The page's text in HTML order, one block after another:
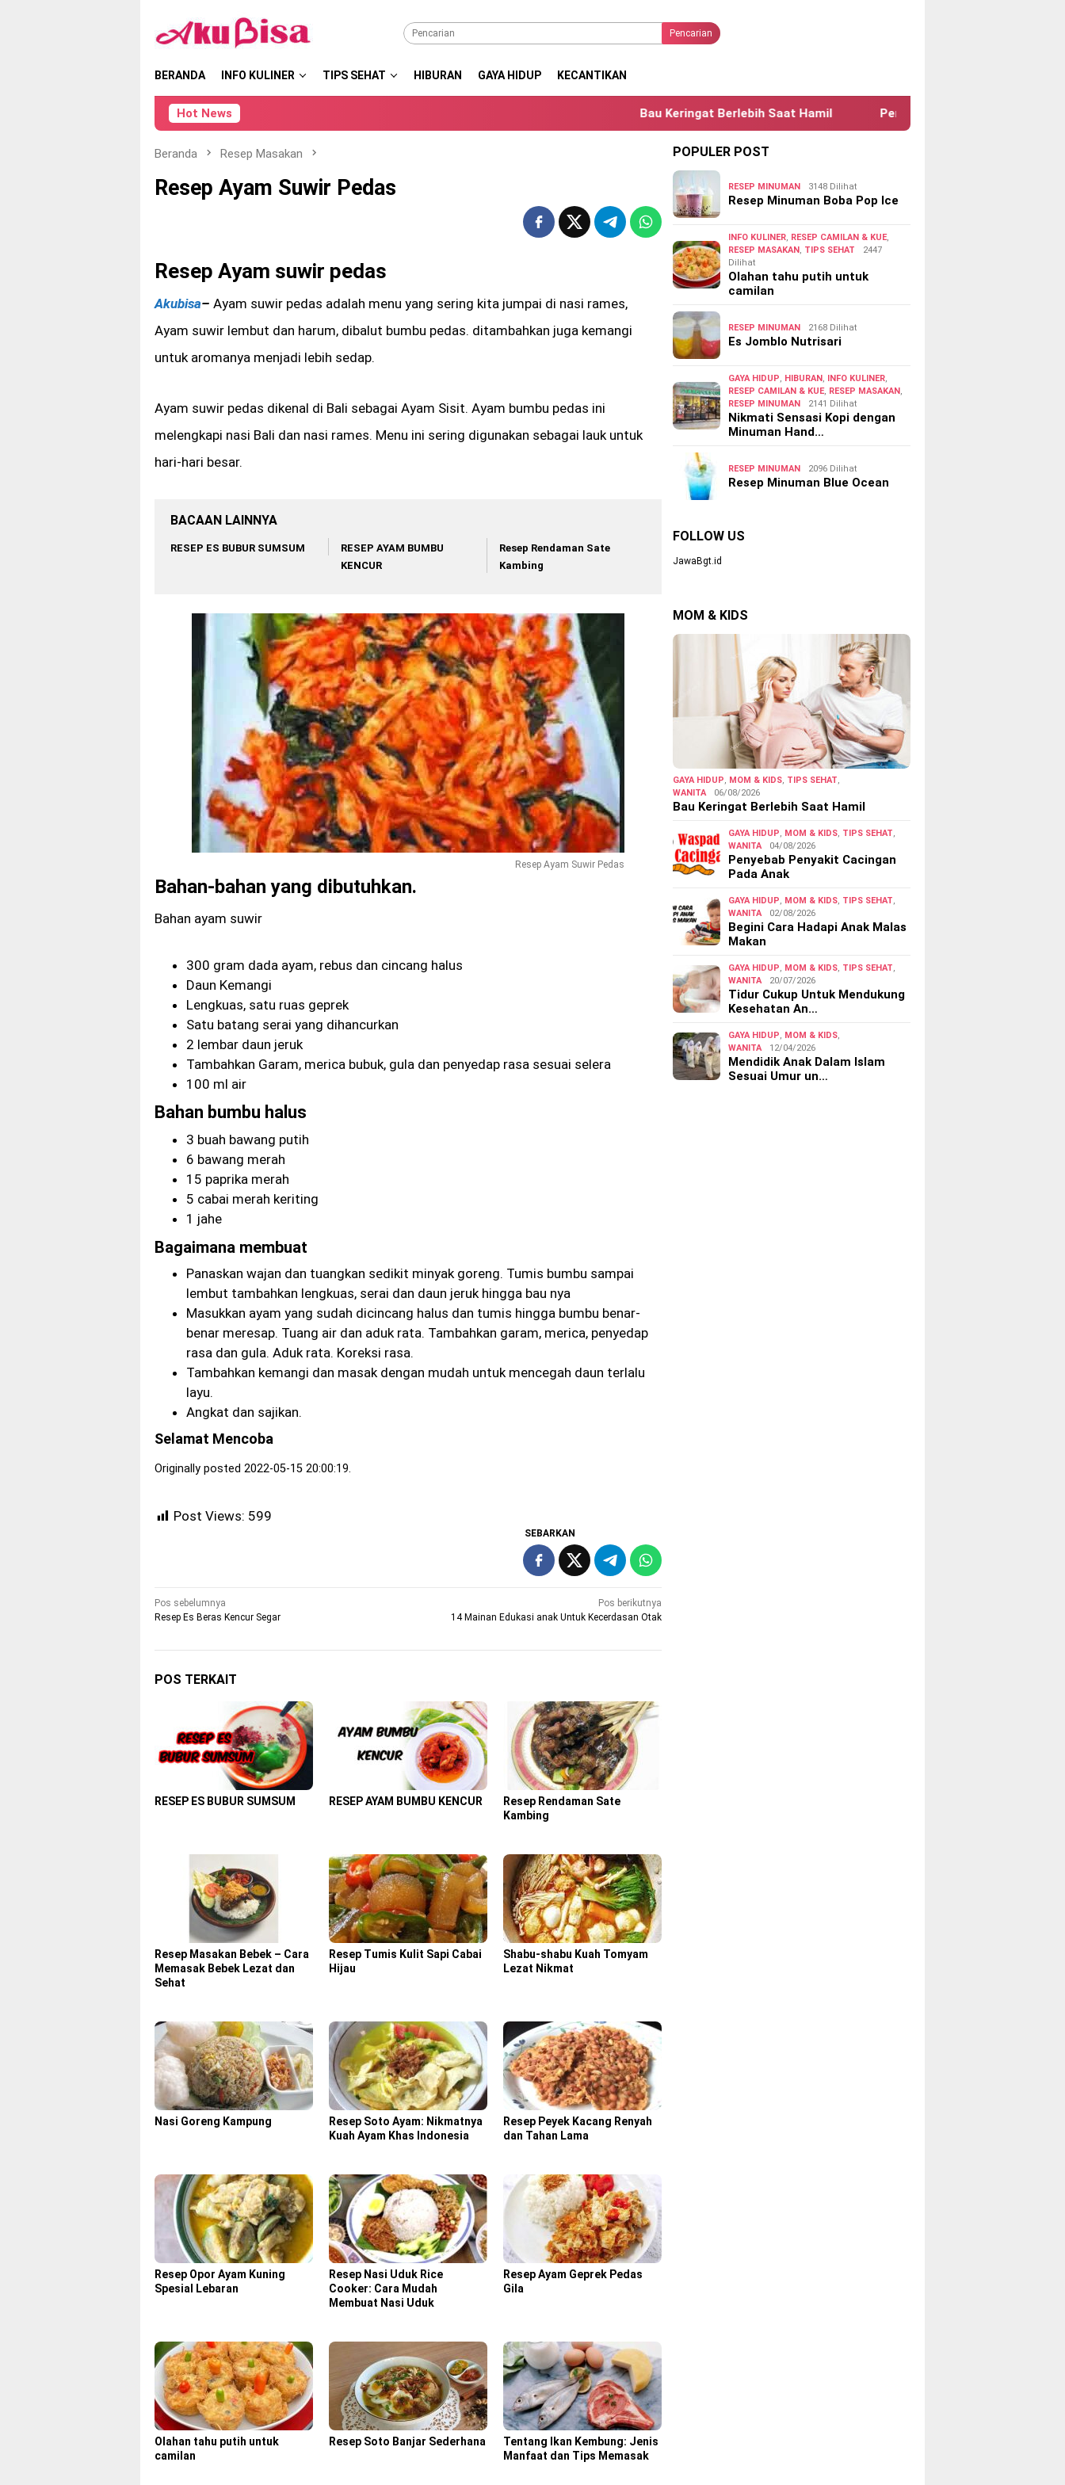
konten
Pencarian
BERANDA INFO KULINER TIPS SEHAT HIBURAN GAYA HIDUP KECANTIKAN
Hot News Bau Keringat Berlebih Saat Hamil Penyebab Penyakit Cacingan Pada Anak
Beranda Resep Masakan
Resep Ayam Suwir Pedas
Resep Ayam suwir pedas
Akubisa– Ayam suwir pedas adalah menu yang sering kita jumpai di nasi rames,
Ayam suwir lembut dan harum, dibalut bumbu pedas. ditambahkan juga kemangi
untuk aromanya menjadi lebih sedap.
Ayam suwir pedas dikenal di Bali sebagai Ayam Sisit. Ayam bumbu pedas ini
melengkapi nasi Bali dan nasi rames. Menu ini sering digunakan sebagai lauk untuk
hari-hari besar.
BACAAN LAINNYA
RESEP ES BUBUR SUMSUM
RESEP AYAM BUMBU
KENCUR
Resep Rendaman Sate
Kambing
Resep Ayam Suwir Pedas
Bahan-bahan yang dibutuhkan.
Bahan ayam suwir
300 gram dada ayam, rebus dan cincang halus
Daun Kemangi
Lengkuas, satu ruas geprek
Satu batang serai yang dihancurkan
2 lembar daun jeruk
Tambahkan Garam, merica bubuk, gula dan penyedap rasa sesuai selera
100 ml air
Bahan bumbu halus
3 buah bawang putih
6 bawang merah
15 paprika merah
5 cabai merah keriting
1 jahe
Bagaimana membuat
Panaskan wajan dan tuangkan sedikit minyak goreng. Tumis bumbu sampai
lembut tambahkan lengkuas, serai dan daun jeruk hingga bau nya
Masukkan ayam yang sudah dicincang halus dan tumis hingga bumbu benar-
benar meresap. Tuang air dan aduk rata. Tambahkan garam, merica, penyedap
rasa dan gula. Aduk rata. Koreksi rasa.
Tambahkan kemangi dan masak dengan mudah untuk mencegah daun terlalu
layu.
Angkat dan sajikan.
Selamat Mencoba
Originally posted 2022-05-15 20:00:19.
Post Views: 599
SEBARKAN
Navigasi
pos
Pos sebelumnya
Resep Es Beras Kencur Segar
Pos berikutnya
14 Mainan Edukasi anak Untuk Kecerdasan Otak
POS TERKAIT
RESEP ES BUBUR SUMSUM RESEP AYAM BUMBU KENCUR
Resep Rendaman Sate
Kambing
Resep Masakan Bebek – Cara
Memasak Bebek Lezat dan
Sehat
Resep Tumis Kulit Sapi Cabai
Hijau
Shabu-shabu Kuah Tomyam
Lezat Nikmat
Nasi Goreng Kampung
Resep Soto Ayam: Nikmatnya
Kuah Ayam Khas Indonesia
Resep Peyek Kacang Renyah
dan Tahan Lama
Resep Opor Ayam Kuning
Spesial Lebaran
Resep Nasi Uduk Rice
Cooker: Cara Mudah
Membuat Nasi Uduk
Resep Ayam Geprek Pedas
Gila
Olahan tahu putih untuk
camilan
Resep Soto Banjar Sederhana
Tentang Ikan Kembung: Jenis
Manfaat dan Tips Memasak
POPULER POST
RESEP MINUMAN 3148 Dilihat
Resep Minuman Boba Pop Ice
INFO KULINER, RESEP CAMILAN & KUE,
RESEP MASAKAN, TIPS SEHAT
2447
Dilihat
Olahan tahu putih untuk
camilan
RESEP MINUMAN 2168 Dilihat
Es Jomblo Nutrisari
GAYA HIDUP, HIBURAN, INFO KULINER,
RESEP CAMILAN & KUE, RESEP MASAKAN,
RESEP MINUMAN
2141 Dilihat
Nikmati Sensasi Kopi dengan
Minuman Hand…
RESEP MINUMAN 2096 Dilihat
Resep Minuman Blue Ocean
FOLLOW US
JawaBgt.id
MOM & KIDS
GAYA HIDUP, MOM & KIDS, TIPS SEHAT,
WANITA
06/08/2026
Bau Keringat Berlebih Saat Hamil
GAYA HIDUP, MOM & KIDS, TIPS SEHAT,
WANITA
04/08/2026
Penyebab Penyakit Cacingan
Pada Anak
GAYA HIDUP, MOM & KIDS, TIPS SEHAT,
WANITA
02/08/2026
Begini Cara Hadapi Anak Malas
Makan
GAYA HIDUP, MOM & KIDS, TIPS SEHAT,
WANITA
20/07/2026
Tidur Cukup Untuk Mendukung
Kesehatan An…
GAYA HIDUP, MOM & KIDS,
WANITA
12/04/2026
Mendidik Anak Dalam Islam
Sesuai Umur un…